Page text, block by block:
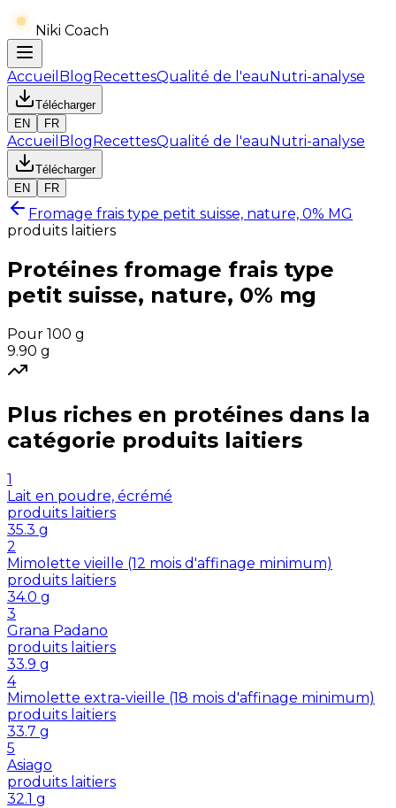
Niki Coach
Accueil BlogRecettesQualité de l'eauNutri-analyse
Télécharger
EN
FR
Accueil BlogRecettesQualité de l'eauNutri-analyse
Télécharger
EN
FR
Fromage frais type petit suisse, nature, 0% MG
produits laitiers
Protéines fromage frais type
petit suisse, nature, 0% mg
Pour 100 g
9.90 g
Plus riches en protéines dans la
catégorie produits laitiers
1
Lait en poudre, écrémé
produits laitiers
35.3 g
2
Mimolette vieille (12 mois d'affinage minimum)
produits laitiers
34.0 g
3
Grana Padano
produits laitiers
33.9 g
4
Mimolette extra-vieille (18 mois d'affinage minimum)
produits laitiers
33.7 g
5
Asiago
produits laitiers
32.1 g